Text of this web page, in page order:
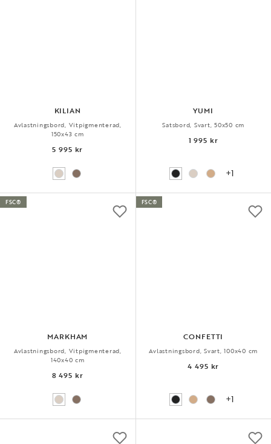
KILIAN
Avlastningsbord, Vitpigmenterad,
150x43 cm
5 995 kr
YUMI
Satsbord, Svart, 50x50 cm
1 995 kr
+1
MARKHAM
Avlastningsbord, Vitpigmenterad,
140x40 cm
8 495 kr
FSC®
CONFETTI
Avlastningsbord, Svart, 100x40 cm
4 495 kr
+1
FSC®